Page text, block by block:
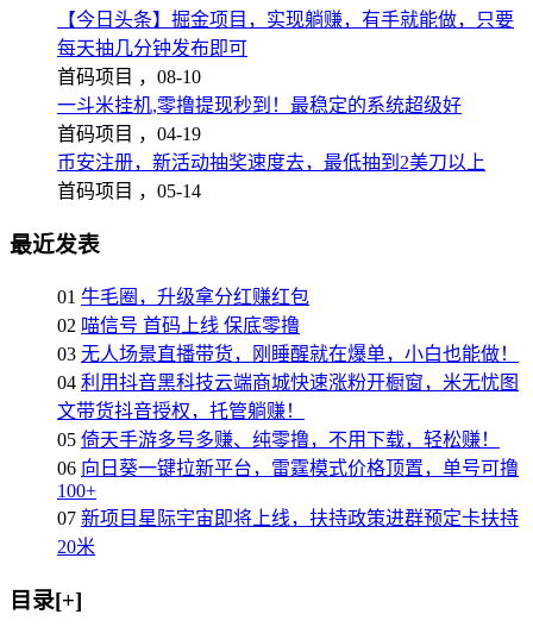
【今日头条】掘金项目，实现躺赚，有手就能做，只要
每天抽几分钟发布即可
首码项目 ， 08-10
一斗米挂机,零撸提现秒到！最稳定的系统超级好
首码项目 ， 04-19
币安注册，新活动抽奖速度去，最低抽到2美刀以上
首码项目 ， 05-14
最近发表
01 牛毛圈，升级拿分红赚红包
02 喵信号 首码上线 保底零撸
03 无人场景直播带货，刚睡醒就在爆单，小白也能做！
04 利用抖音黑科技云端商城快速涨粉开橱窗，米无忧图
文带货抖音授权，托管躺赚！
05 倚天手游多号多赚、纯零撸，不用下载，轻松赚！
06 向日葵一键拉新平台，雷霆模式价格顶置，单号可撸
100+
07 新项目星际宇宙即将上线，扶持政策进群预定卡扶持
20米
目录[+]